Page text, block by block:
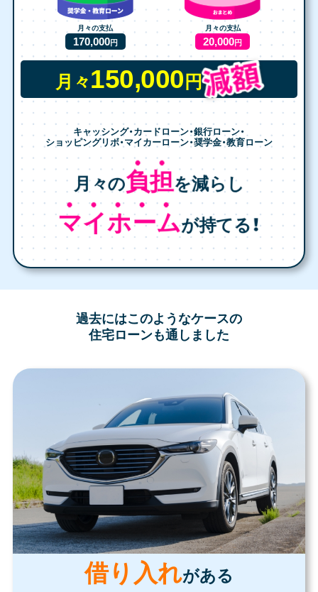
月々の支払
170,000円
月々の支払
20,000円
月々150,000 円
キャッシング・カードローン・銀行ローン・
ショッピングリボ・マイカーローン・奨学金・教育ローン
月々の負担を減らし
マイホームが持てる！
過去にはこのようなケースの
住宅ローンも通しました
借り入れがある